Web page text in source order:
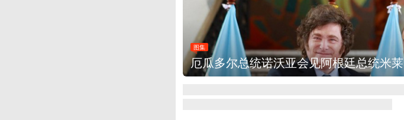
图集
厄瓜多尔总统诺沃亚会见阿根廷总统米莱